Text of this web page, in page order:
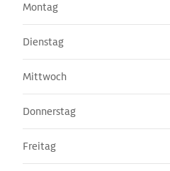
Montag
Dienstag
Mittwoch
Donnerstag
Freitag